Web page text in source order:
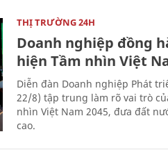
THỊ TRƯỜNG 24H
Doanh nghiệp đồng
hiện Tầm nhìn Việt
Diễn đàn Doanh nghiệp Phát
22/8) tập trung làm rõ vai trò
nhìn Việt Nam 2045, đưa đất
cao.